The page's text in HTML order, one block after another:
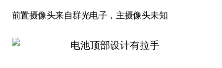
前置摄像头来自群光电子，主摄像头未知